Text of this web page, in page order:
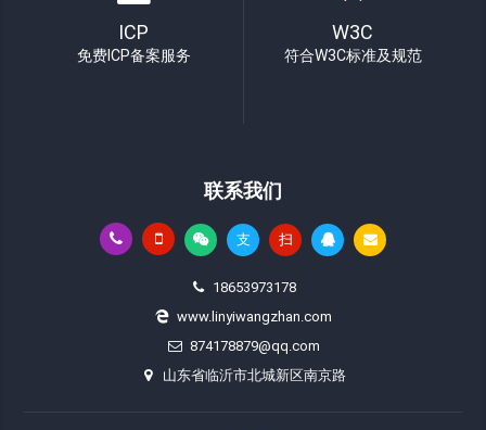
ICP
免费ICP备案服务
W3C
符合W3C标准及规范
联系我们
支 扫
18653973178
www.linyiwangzhan.com
874178879@qq.com
山东省临沂市北城新区南京路